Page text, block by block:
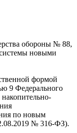
обороны № 88,
новыми
формой
9 Федерального
по новым
№ 316-ФЗ).